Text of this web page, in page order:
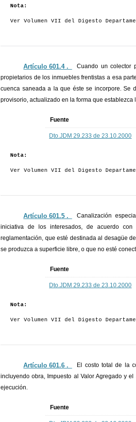
Nota:
Ver Volumen VII del Digesto
Artículo 601.4 ._
Cuando un colector
propietarios de los inmuebles frentistas a esa
cuenca saneada a la que éste se incorpore. Se
provisorio, actualizado en la forma que
Fuente
Dto.JDM 29.233 de 23.10.2000
Nota:
Ver Volumen VII del Digesto
Artículo 601.5 ._
Canalización
iniciativa de los interesados, de acuerdo
reglamentación, que esté destinada al desagüe
se produzca a superficie libre, o que no esté
Fuente
Dto.JDM 29.233 de 23.10.2000
Nota:
Ver Volumen VII del Digesto
Artículo 601.6 ._
El costo total de la
incluyendo obra, Impuesto al Valor Agregado y
ejecución.
Fuente